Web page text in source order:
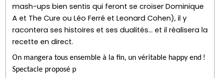
mash-ups bien sentis qui feront se croiser Dominique
A et The Cure ou Léo Ferré et Leonard Cohen), il y
racontera ses histoires et ses dualités… et il réalisera la
recette en direct.
On mangera tous ensemble à la fin, un véritable happy end !
Spectacle proposé p